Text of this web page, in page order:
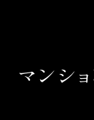
マンシ